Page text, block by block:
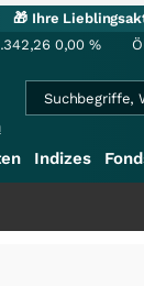
🎁 Ihre
0,00 %
Indizes